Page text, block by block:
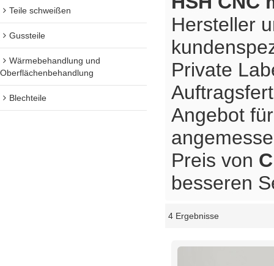
Teile schweißen
Gussteile
Wärmebehandlung und
Oberflächenbehandlung
Blechteile
Hersteller
Private
Angebot
Preis von
besseren
4 Ergebnisse